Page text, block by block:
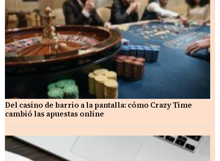
Del casino de barrio a la pantalla: cómo Crazy Time
cambió las apuestas online